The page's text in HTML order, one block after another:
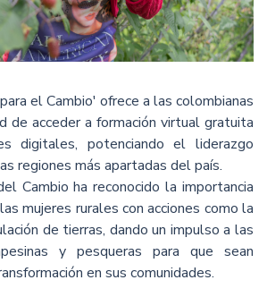
el Cambio' ofrece a las colombianas
de acceder a formación virtual gratuita
digitales, potenciando el liderazgo
regiones más apartadas del país.
Cambio ha reconocido la importancia
mujeres rurales con acciones como la
de tierras, dando un impulso a las
y pesqueras para que sean
en sus comunidades.